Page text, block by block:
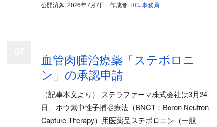
公開済み: 2026年7月7日 作成者: RCJ事務局
血管肉腫治療薬「ステボロニ
ン」の承認申請
（記事本文より） ステラファーマ株式会社は3月24
日、ホウ素中性子捕捉療法（BNCT：Boron Neutron
Capture Therapy）用医薬品ステボロニン（一般